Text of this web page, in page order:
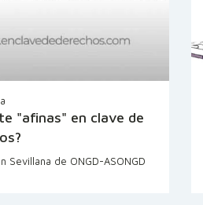
"afinas" en clave de
Sevillana de ONGD-ASONGD